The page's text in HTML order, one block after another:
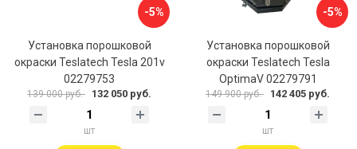
-5%
Установка порошковой
окраски Teslatech Tesla 201v
02279753
139 000 руб. 132 050 руб.
шт
-5%
Установка порошковой
окраски Teslatech Tesla
OptimaV 02279791
149 900 руб. 142 405 руб.
шт